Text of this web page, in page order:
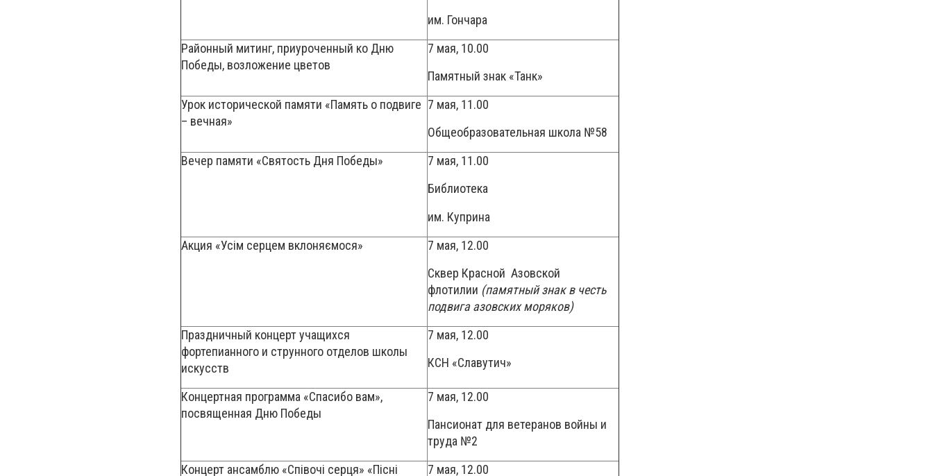
им. Гончара
Районный митинг, приуроченный ко Дню
Победы, возложение цветов
7 мая, 10.00
Памятный знак «Танк»
Урок исторической памяти «Память о подвиге
– вечная»
7 мая, 11.00
Общеобразовательная школа №58
Вечер памяти «Святость Дня Победы»
7 мая, 11.00
Библиотека
им. Куприна
Акция «Усім серцем вклоняємося»
7 мая, 12.00
Сквер Красной Азовской
флотилии (памятный знак в честь
подвига азовских моряков)
Праздничный концерт учащихся
фортепианного и струнного отделов школы
искусств
7 мая, 12.00
КСН «Славутич»
Концертная программа «Спасибо вам»,
посвященная Дню Победы
7 мая, 12.00
Пансионат для ветеранов войны и
труда №2
Концерт ансамблю «Співочі серця» «Пісні
7 мая, 12.00